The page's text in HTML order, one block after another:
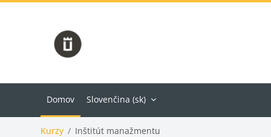
Domov Slovenčina ‎(sk)‎
Kurzy Inštitút manažmentu